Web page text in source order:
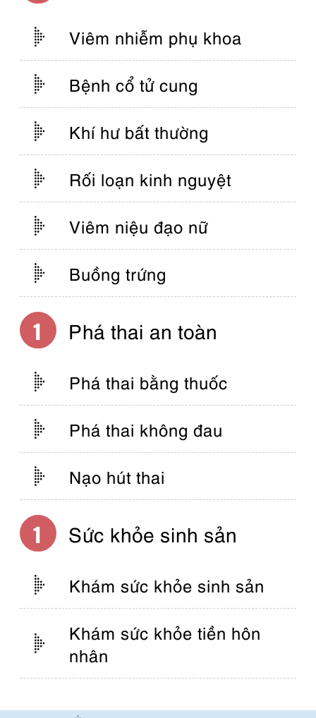
Viêm nhiễm phụ khoa
Bệnh cổ tử cung
Khí hư bất thường
Rối loạn kinh nguyệt
Viêm niệu đạo nữ
Buồng trứng
Phá thai an toàn
Phá thai bằng thuốc
Phá thai không đau
Nạo hút thai
Sức khỏe sinh sản
Khám sức khỏe sinh sản
Khám sức khỏe tiền hôn
nhân